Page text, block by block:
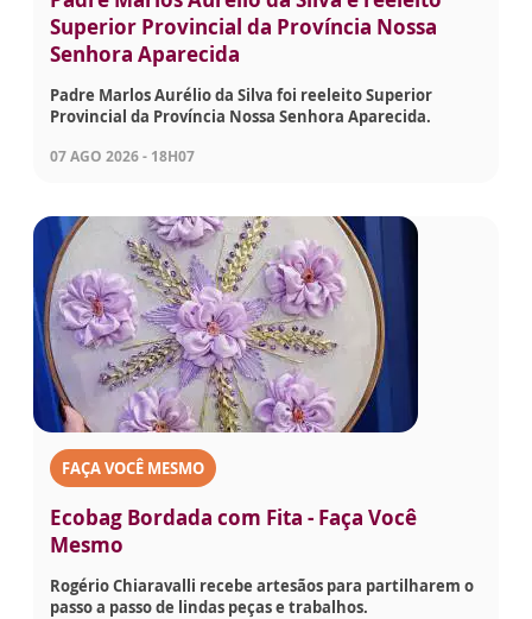
Superior Provincial da Província Nossa
Senhora Aparecida
Padre Marlos Aurélio da Silva foi reeleito Superior
Provincial da Província Nossa Senhora Aparecida.
07 AGO 2026 - 18H07
FAÇA VOCÊ MESMO
Ecobag Bordada com Fita - Faça Você
Mesmo
Rogério Chiaravalli recebe artesãos para partilharem o
passo a passo de lindas peças e trabalhos.